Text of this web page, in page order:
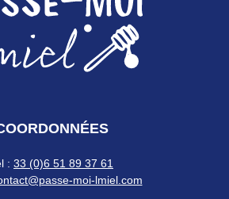
: 33 (0)6 51 89 37 61
moi-lmiel.com